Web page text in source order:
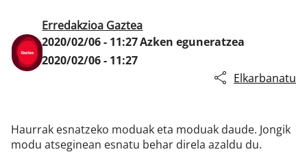
Erredakzioa Gaztea
2020/02/06 - 11:27Azken eguneratzea
2020/02/06 - 11:27
Elkarbanatu
Haurrak esnatzeko moduak eta moduak daude. Jongik
modu atseginean esnatu behar direla azaldu du.